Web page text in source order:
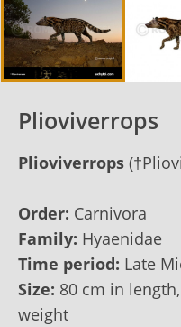
Plioviverrops
Plioviverrops
Order: Carnivora
Family: Hyaenidae
Time period: Late
Size: 80 cm in
weight